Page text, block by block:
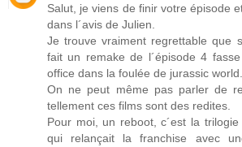
Salut, je viens de finir votre épisode
dans l´avis de Julien.
Je trouve vraiment regrettable que
fait un remake de l´épisode 4
office dans la foulée de jurassic world.
On ne peut même pas parler de
tellement ces films sont des redites.
Pour moi, un reboot, c´est la
qui relançait la franchise avec